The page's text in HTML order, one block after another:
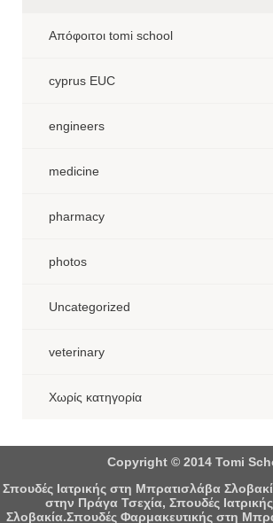
Aπόφοιτοι tomi school
cyprus EUC
engineers
medicine
pharmacy
photos
Uncategorized
veterinary
Χωρίς κατηγορία
Copyright © 2014 Tomi
Σπουδές Ιατρικής στη Μπρατισλάβα
στην Πράγα Τσεχία, Σπουδές
Σλοβακία.Σπουδές Φαρμακευτικής στη